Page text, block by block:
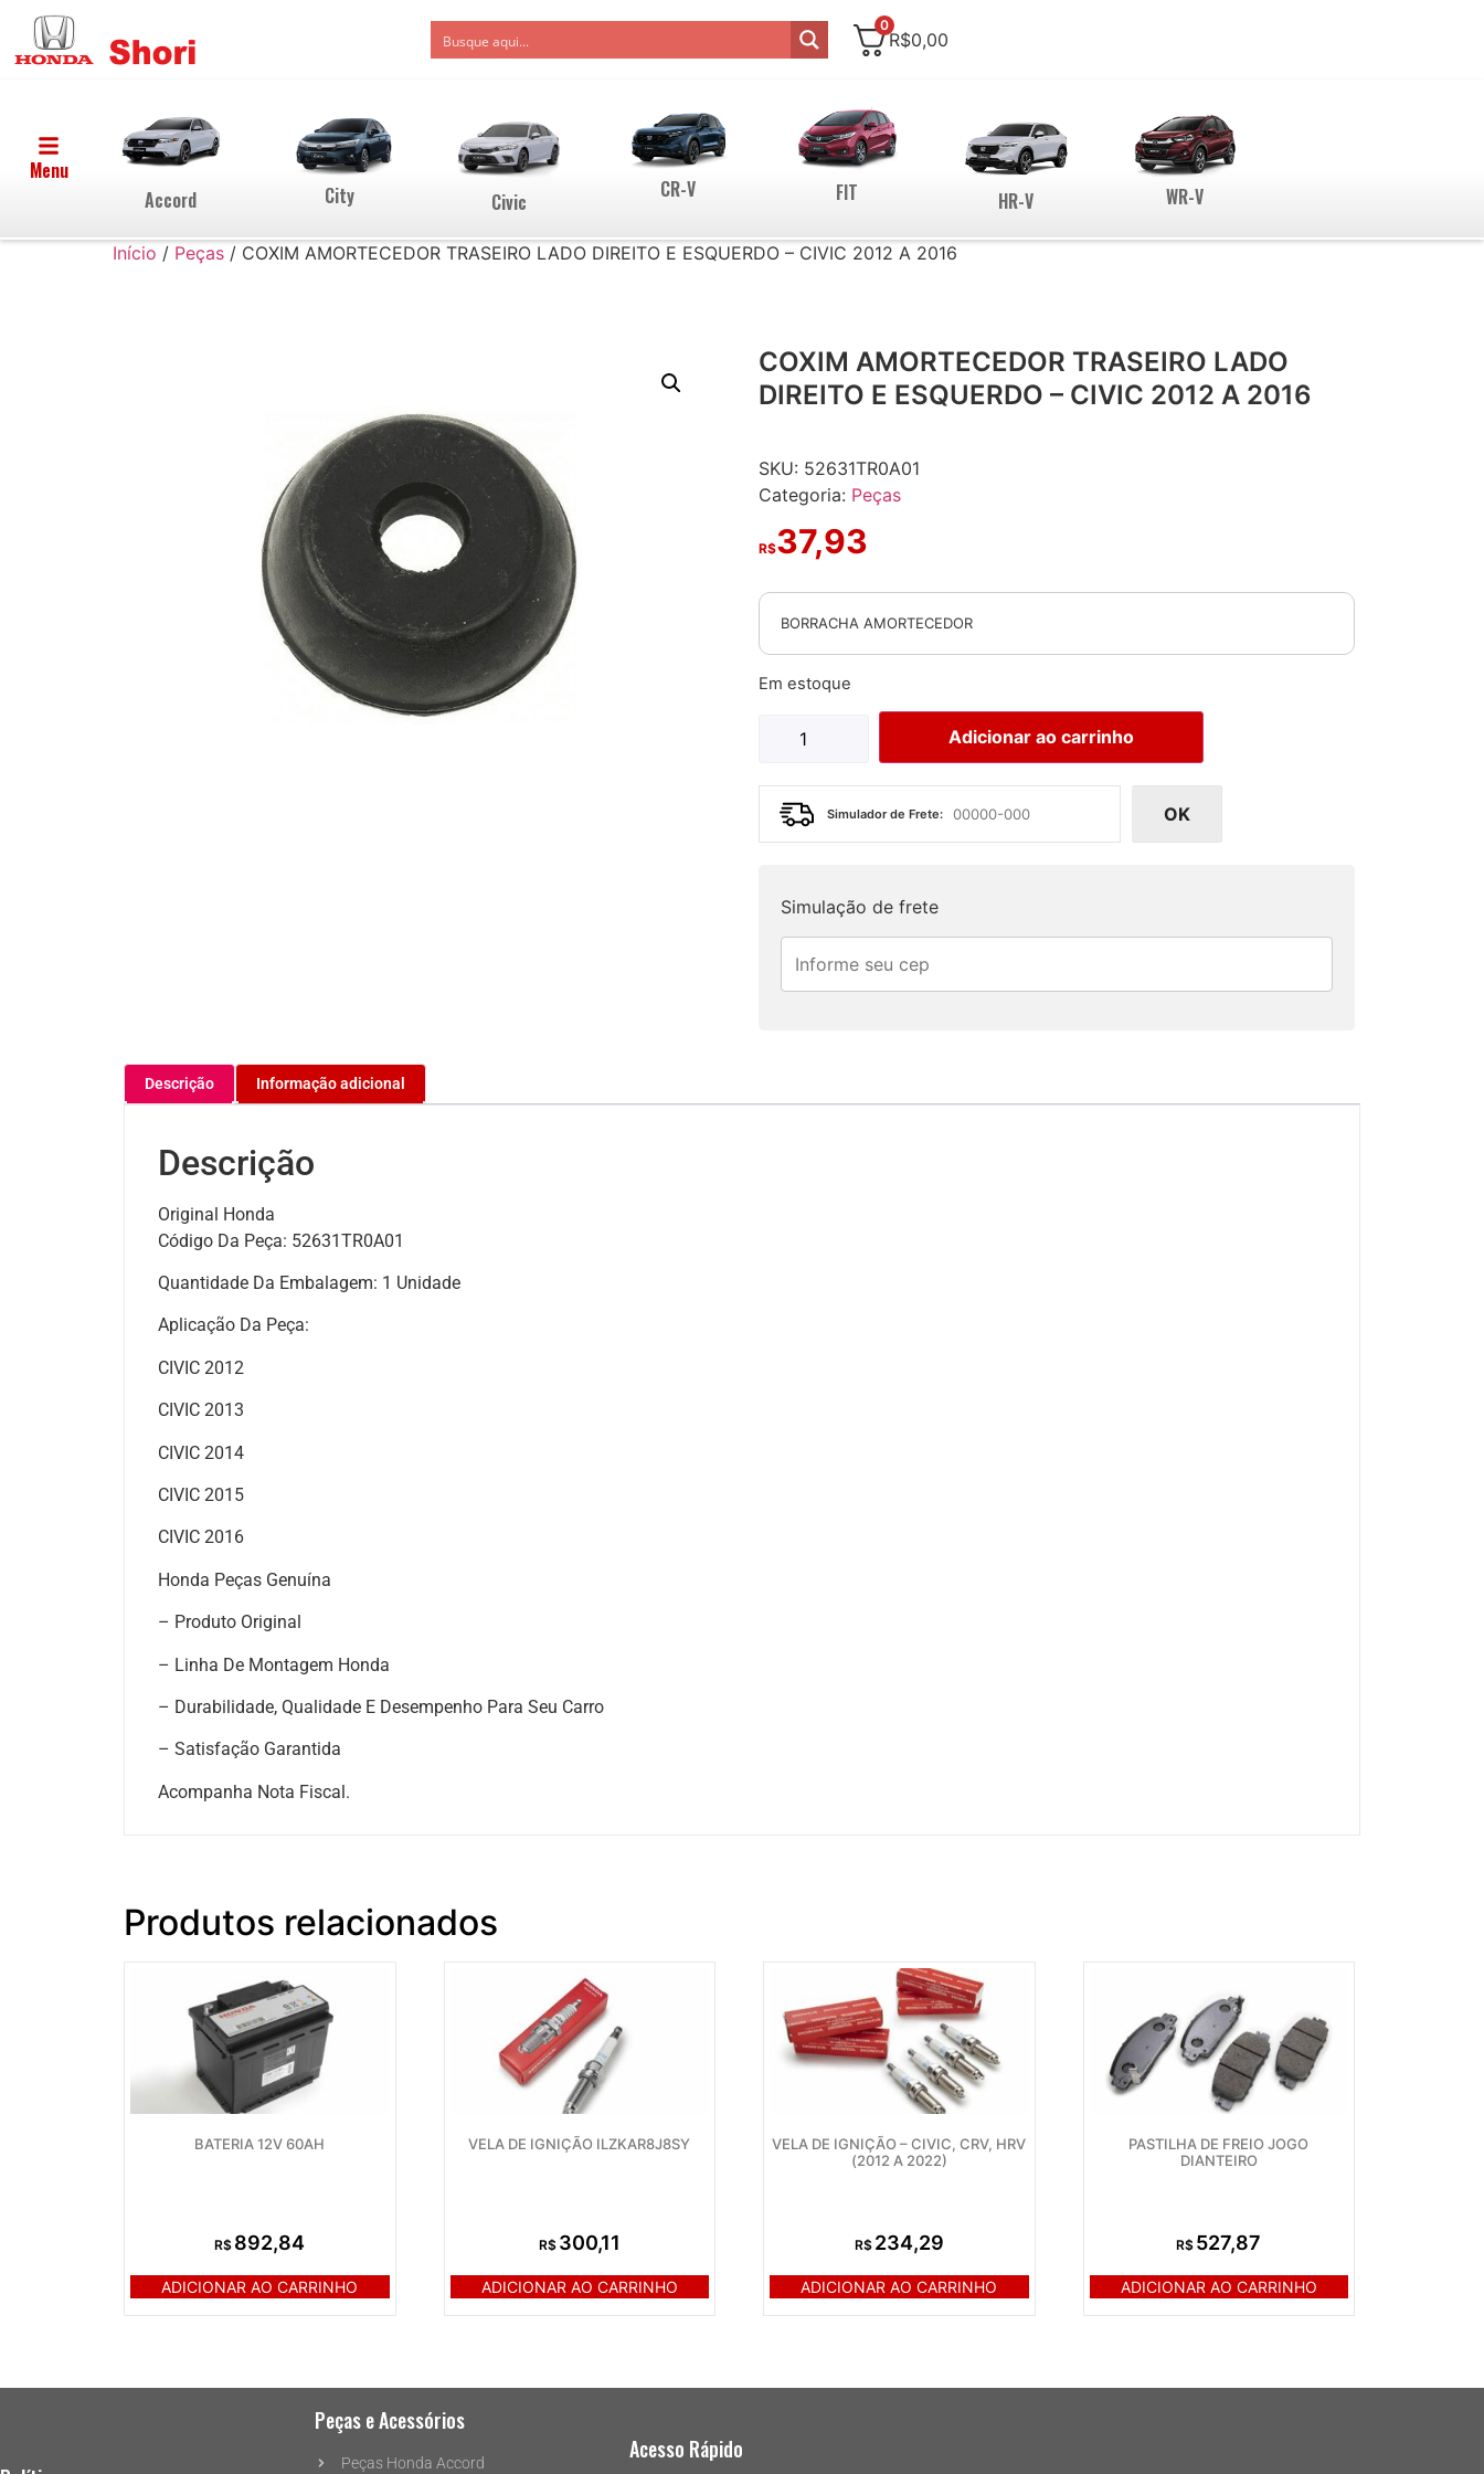
0
R$0,00
Menu
Accord
City Civic
CR-V FIT HR-V WR-V
Início / Peças / COXIM AMORTECEDOR TRASEIRO LADO DIREITO E ESQUERDO – CIVIC 2012 A 2016
COXIM AMORTECEDOR TRASEIRO LADO
DIREITO E ESQUERDO – CIVIC 2012 A 2016
SKU: 52631TR0A01
Categoria: Peças
R$37,93
BORRACHA AMORTECEDOR
Em estoque
Adicionar ao carrinho
Simulador de Frete: OK
Simulação de frete
Descrição Informação adicional
Descrição
Original Honda
Código Da Peça: 52631TR0A01
Quantidade Da Embalagem: 1 Unidade
Aplicação Da Peça:
CIVIC 2012
CIVIC 2013
CIVIC 2014
CIVIC 2015
CIVIC 2016
Honda Peças Genuína
– Produto Original
– Linha De Montagem Honda
– Durabilidade, Qualidade E Desempenho Para Seu Carro
– Satisfação Garantida
Acompanha Nota Fiscal.
Produtos relacionados
BATERIA 12V 60AH
R$ 892,84
ADICIONAR AO CARRINHO
VELA DE IGNIÇÃO ILZKAR8J8SY
R$ 300,11
ADICIONAR AO CARRINHO
VELA DE IGNIÇÃO – CIVIC, CRV, HRV
(2012 A 2022)
R$ 234,29
ADICIONAR AO CARRINHO
PASTILHA DE FREIO JOGO
DIANTEIRO
R$ 527,87
ADICIONAR AO CARRINHO
Peças e Acessórios
Peças Honda Accord Acesso Rápido